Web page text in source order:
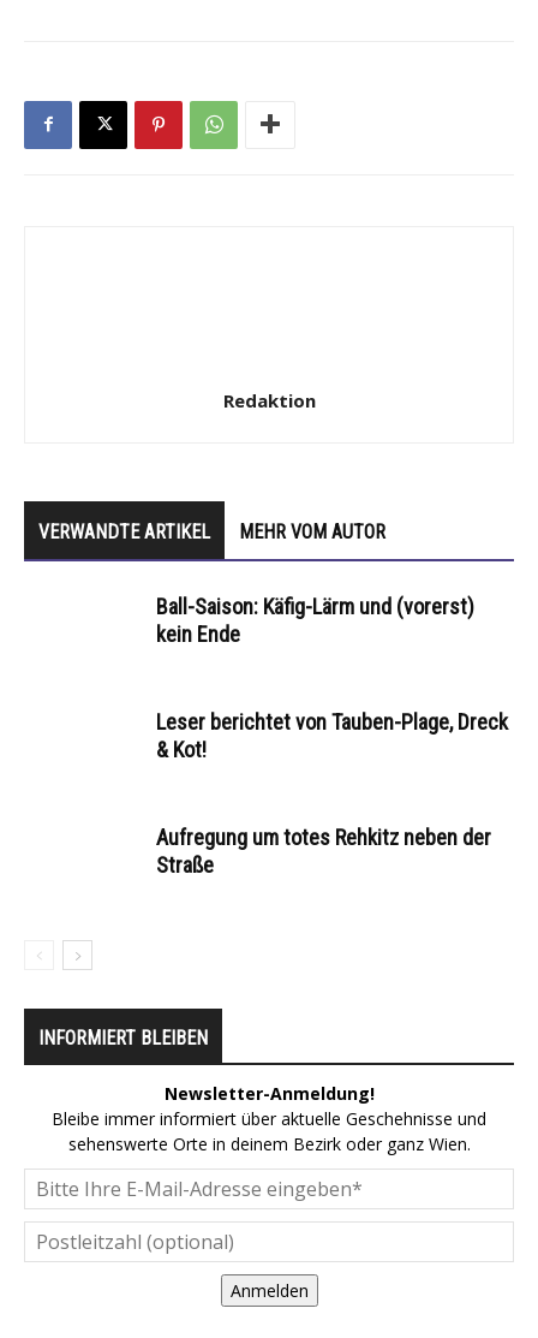
Redaktion
VERWANDTE ARTIKEL MEHR VOM AUTOR
Ball-Saison: Käfig-Lärm und (vorerst)
kein Ende
Leser berichtet von Tauben-Plage, Dreck
& Kot!
Aufregung um totes Rehkitz neben der
Straße
INFORMIERT BLEIBEN
Newsletter-Anmeldung!
Bleibe immer informiert über aktuelle Geschehnisse und
sehenswerte Orte in deinem Bezirk oder ganz Wien.
Anmelden